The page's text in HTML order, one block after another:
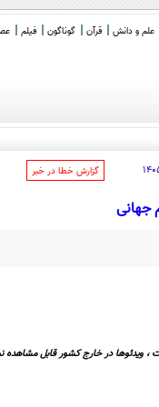
علم و دانش قرآن گوناگون فیلم
‌گزارش خطا در خبر
جهانی
، ویدئوها در خارج کشور قابل مشاهده